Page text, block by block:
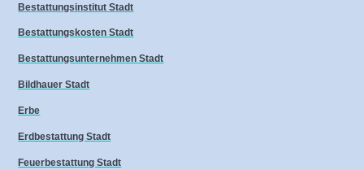
Bestattungsinstitut Stadt
Bestattungskosten Stadt
Bestattungsunternehmen Stadt
Bildhauer Stadt
Erbe
Erdbestattung Stadt
Feuerbestattung Stadt